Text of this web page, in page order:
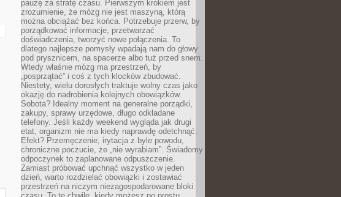
pauzę za stratę czasu. Pierwszym krokiem jest
zrozumienie, że mózg nie jest maszyną, którą
można obciążać bez końca. Potrzebuje przerw, by
porządkować informacje, przetwarzać
doświadczenia, tworzyć nowe połączenia. To
dlatego najlepsze pomysły wpadają nam do głowy
pod prysznicem, na spacerze albo tuż przed snem.
Wtedy właśnie mózg ma przestrzeń, by
„posprzątać” i coś z tych klocków zbudować.
Niestety, wielu dorosłych traktuje wolny czas jako
okazję do nadrobienia kolejnych obowiązków.
Sobota? Idealny moment na generalne porządki,
zakupy, sprawy urzędowe, długo odkładane
telefony. Jeśli każdy weekend wygląda jak drugi
etat, organizm nie ma kiedy naprawdę odetchnąć.
Efekt? Przemęczenie, irytacja z byle powodu,
chroniczne poczucie, że „nie wyrabiam”. Świadomy
odpoczynek to zaplanowane odpuszczenie.
Zamiast próbować upchnąć wszystko w jeden
dzień, warto rozdzielać obowiązki i zostawiać
przestrzeń na niczym niezagospodarowane bloki